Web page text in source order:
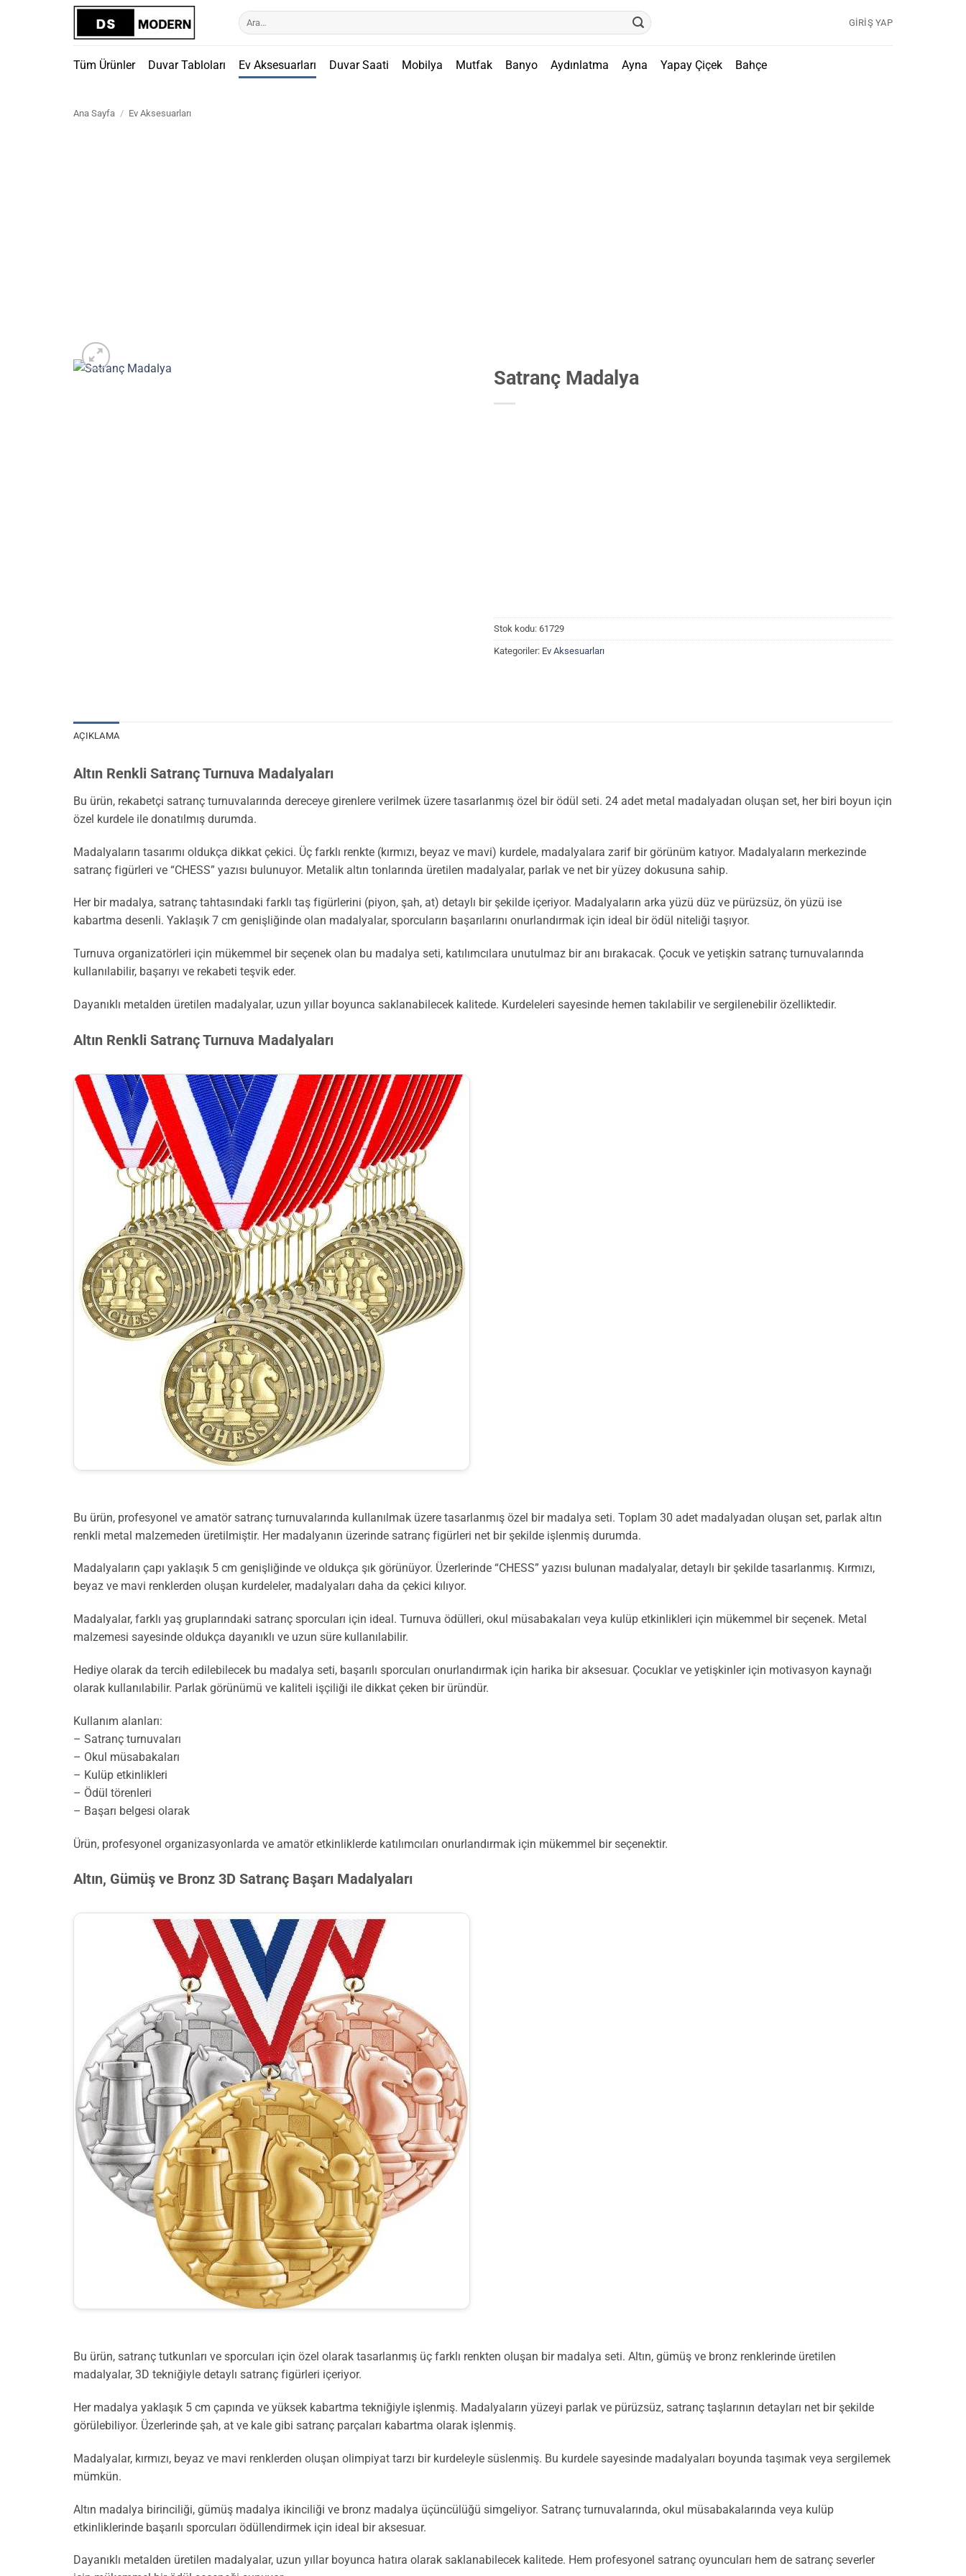
Ara:
GIRIŞ YAP
Tüm Ürünler Duvar Tabloları Ev Aksesuarları Duvar Saati Mobilya Mutfak Banyo Aydınlatma Ayna Yapay Çiçek Bahçe
Ana Sayfa / Ev Aksesuarları
Satranç Madalya
Stok kodu: 61729
Kategoriler: Ev Aksesuarları
AÇIKLAMA
Altın Renkli Satranç Turnuva Madalyaları
Bu ürün, rekabetçi satranç turnuvalarında dereceye girenlere verilmek üzere tasarlanmış özel bir ödül seti. 24 adet metal madalyadan oluşan set, her biri boyun için
özel kurdele ile donatılmış durumda.
Madalyaların tasarımı oldukça dikkat çekici. Üç farklı renkte (kırmızı, beyaz ve mavi) kurdele, madalyalara zarif bir görünüm katıyor. Madalyaların merkezinde
satranç figürleri ve “CHESS” yazısı bulunuyor. Metalik altın tonlarında üretilen madalyalar, parlak ve net bir yüzey dokusuna sahip.
Her bir madalya, satranç tahtasındaki farklı taş figürlerini (piyon, şah, at) detaylı bir şekilde içeriyor. Madalyaların arka yüzü düz ve pürüzsüz, ön yüzü ise
kabartma desenli. Yaklaşık 7 cm genişliğinde olan madalyalar, sporcuların başarılarını onurlandırmak için ideal bir ödül niteliği taşıyor.
Turnuva organizatörleri için mükemmel bir seçenek olan bu madalya seti, katılımcılara unutulmaz bir anı bırakacak. Çocuk ve yetişkin satranç turnuvalarında
kullanılabilir, başarıyı ve rekabeti teşvik eder.
Dayanıklı metalden üretilen madalyalar, uzun yıllar boyunca saklanabilecek kalitede. Kurdeleleri sayesinde hemen takılabilir ve sergilenebilir özelliktedir.
Altın Renkli Satranç Turnuva Madalyaları
Bu ürün, profesyonel ve amatör satranç turnuvalarında kullanılmak üzere tasarlanmış özel bir madalya seti. Toplam 30 adet madalyadan oluşan set, parlak altın
renkli metal malzemeden üretilmiştir. Her madalyanın üzerinde satranç figürleri net bir şekilde işlenmiş durumda.
Madalyaların çapı yaklaşık 5 cm genişliğinde ve oldukça şık görünüyor. Üzerlerinde “CHESS” yazısı bulunan madalyalar, detaylı bir şekilde tasarlanmış. Kırmızı,
beyaz ve mavi renklerden oluşan kurdeleler, madalyaları daha da çekici kılıyor.
Madalyalar, farklı yaş gruplarındaki satranç sporcuları için ideal. Turnuva ödülleri, okul müsabakaları veya kulüp etkinlikleri için mükemmel bir seçenek. Metal
malzemesi sayesinde oldukça dayanıklı ve uzun süre kullanılabilir.
Hediye olarak da tercih edilebilecek bu madalya seti, başarılı sporcuları onurlandırmak için harika bir aksesuar. Çocuklar ve yetişkinler için motivasyon kaynağı
olarak kullanılabilir. Parlak görünümü ve kaliteli işçiliği ile dikkat çeken bir üründür.
Kullanım alanları:
– Satranç turnuvaları
– Okul müsabakaları
– Kulüp etkinlikleri
– Ödül törenleri
– Başarı belgesi olarak
Ürün, profesyonel organizasyonlarda ve amatör etkinliklerde katılımcıları onurlandırmak için mükemmel bir seçenektir.
Altın, Gümüş ve Bronz 3D Satranç Başarı Madalyaları
Bu ürün, satranç tutkunları ve sporcuları için özel olarak tasarlanmış üç farklı renkten oluşan bir madalya seti. Altın, gümüş ve bronz renklerinde üretilen
madalyalar, 3D tekniğiyle detaylı satranç figürleri içeriyor.
Her madalya yaklaşık 5 cm çapında ve yüksek kabartma tekniğiyle işlenmiş. Madalyaların yüzeyi parlak ve pürüzsüz, satranç taşlarının detayları net bir şekilde
görülebiliyor. Üzerlerinde şah, at ve kale gibi satranç parçaları kabartma olarak işlenmiş.
Madalyalar, kırmızı, beyaz ve mavi renklerden oluşan olimpiyat tarzı bir kurdeleyle süslenmiş. Bu kurdele sayesinde madalyaları boyunda taşımak veya sergilemek
mümkün.
Altın madalya birinciliği, gümüş madalya ikinciliği ve bronz madalya üçüncülüğü simgeliyor. Satranç turnuvalarında, okul müsabakalarında veya kulüp
etkinliklerinde başarılı sporcuları ödüllendirmek için ideal bir aksesuar.
Dayanıklı metalden üretilen madalyalar, uzun yıllar boyunca hatıra olarak saklanabilecek kalitede. Hem profesyonel satranç oyuncuları hem de satranç severler